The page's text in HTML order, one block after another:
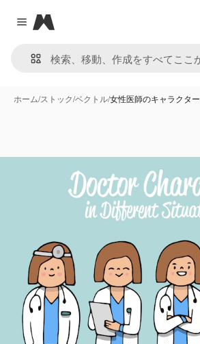
Close menu
Magnific
ホーム/ストック/ベクトル/女性医師のキャラクター